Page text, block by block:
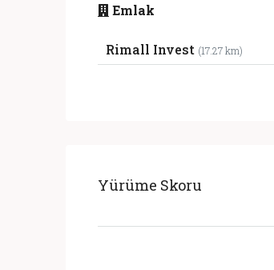
Emlak
Rimall Invest (17.27 km)
Yürüme Skoru